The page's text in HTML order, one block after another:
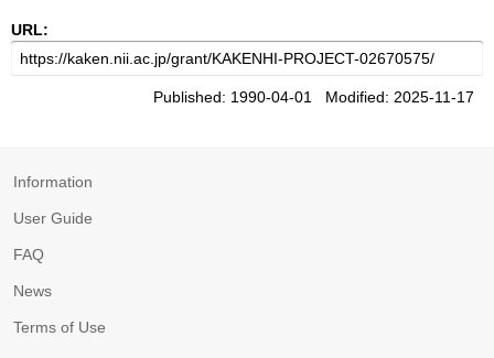
URL:
Published: 1990-04-01 Modified: 2025-11-17
Information
User Guide
FAQ
News
Terms of Use